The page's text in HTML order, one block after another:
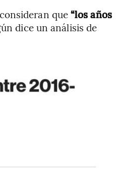
que“los años
dice un análisis de